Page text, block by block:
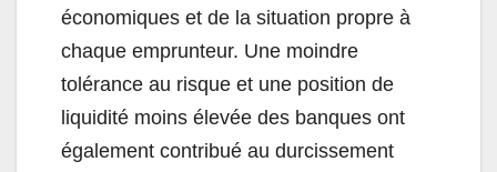
économiques et de la situation propre à
chaque emprunteur. Une moindre
tolérance au risque et une position de
liquidité moins élevée des banques ont
également contribué au durcissement